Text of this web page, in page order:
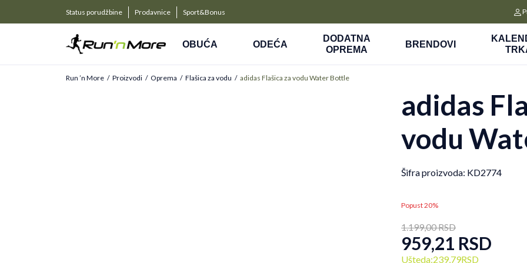
Status porudžbine Prodavnice Sport&Bonus
PLAĆANJE NA RATE
Kreditnim karticama BANCA INTESA platite na 9 rata
OBUĆA ODEĆA
DODATNA
OPREMA
BRENDOVI
Run ’n More Proizvodi Oprema Flašica za vodu adidas Flašica za vodu Water Bottle
adidas
vodu
Šifra proizvoda: KD2774
Popust 20%
1.199,00RSD
959,21 RSD
Ušteda:239,79RSD